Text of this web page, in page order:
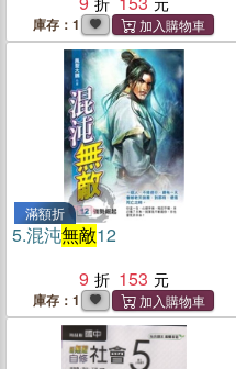
庫存：1
滿額折
5.混沌無敵12
9
153
庫存：1